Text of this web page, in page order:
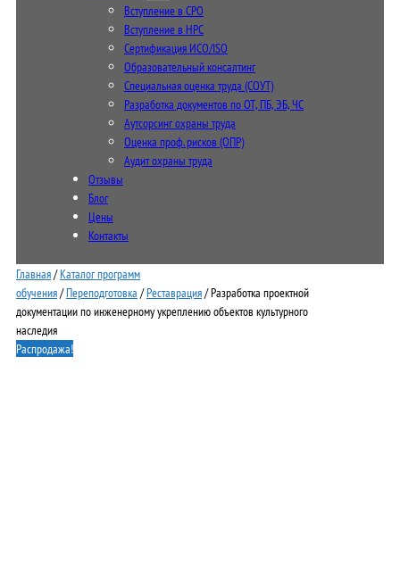
Вступление в СРО
Вступление в НРС
Сертификация ИСО/ISO
Образовательный консалтинг
Специальная оценка труда (СОУТ)
Разработка документов по ОТ, ПБ, ЭБ, ЧС
Аутсорсинг охраны труда
Оценка проф. рисков (ОПР)
Аудит охраны труда
Отзывы
Блог
Цены
Контакты
Главная/Каталог программ
обучения/Переподготовка /Реставрация/ Разработка проектной
документации по инженерному укреплению объектов культурного
наследия
Распродажа!